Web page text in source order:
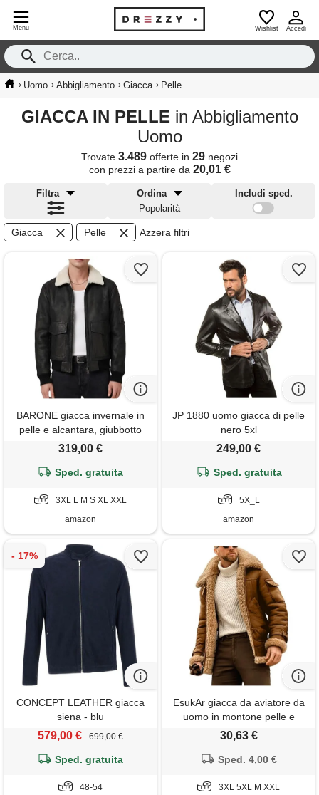
Menu Wishlist Accedi
› Uomo › Abbigliamento › Giacca › Pelle
GIACCA IN PELLE in Abbigliamento
Uomo
Trovate 3.489 offerte in 29 negozi
con prezzi a partire da 20,01 €
Filtra
Ordina
Popolarità
Includi sped.
Giacca Pelle Azzera filtri
BARONE giacca invernale in
pelle e alcantara, giubbotto
invernale uomo aviatore,
(it, testo, xl, regular, regular,
319,00 €
Sped. gratuita
3XL L M S XL XXL
amazon
JP 1880 uomo giacca di pelle
nero 5xl
249,00 €
Sped. gratuita
5X_L
amazon
CONCEPT LEATHER giacca
siena - blu
579,00 € 699,00 €
Sped. gratuita
48-54
EsukAr giacca da aviatore da
uomo in montone pelle e
bomber volante, marrone, 5xl
30,63 €
Sped. 4,00 €
3XL 5XL M XXL